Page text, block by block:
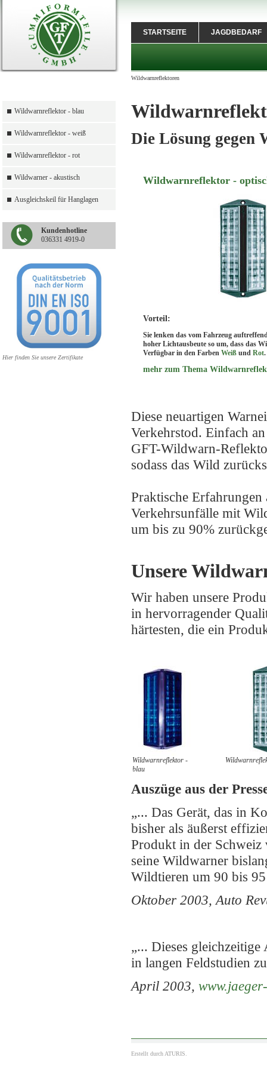
Wildwarnreflektor - blau
Wildwarnreflektor - weiß
Wildwarnreflektor - rot
Wildwarner - akustisch
Ausgleichskeil für Hanglagen
Kundenhotline
036331 4919-0
Hier finden Sie unsere Zertifikate
STARTSEITE JAGDBEDARF
Wildwarnreflektoren
Die Lösung gegen
Wildwarnreflektor -
Vorteil:
Sie lenken das vom Fahrzeug
hoher Lichtausbeute so um, dass das
Verfügbar in den Farben Weiß und Rot.
mehr zum Thema
Diese neuartigen
Verkehrstod. Einfach
GFT-Wildwarn-
sodass das Wild
Praktische Erfahrungen
Verkehrsunfälle mit
um bis zu 90%
Unsere
Wir haben unsere
in hervorragender
härtesten, die ein
Wildwarnreflektor -
blau
Auszüge aus der
„... Das Gerät, das in
bisher als äußerst
Produkt in der Schweiz
seine Wildwarner
Wildtieren um 90 bis
Oktober 2003, Auto
„... Dieses
in langen Feldstudien
April 2003,
Erstellt durch ATURIS.